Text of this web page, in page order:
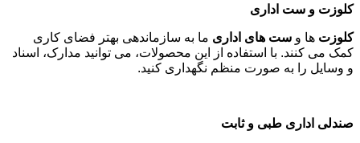
کلوزت و ست اداری
کلوزت ها و ست های اداری ما به سازماندهی بهتر فضای کاری
کمک می کنند. با استفاده از این محصولات، می توانید مدارک، اسناد
و وسایل را به صورت منظم نگهداری کنید.
صندلی اداری طبی و ثابت